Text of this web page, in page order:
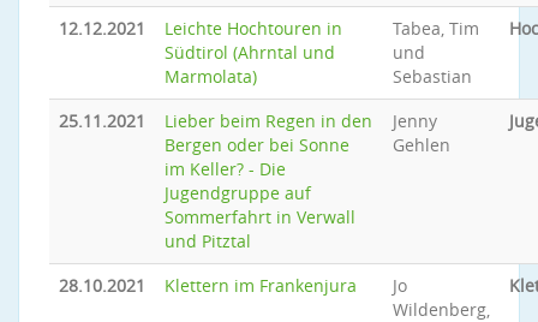
12.12.2021
Leichte Hochtouren in
Südtirol (Ahrntal und
Marmolata)
Tabea, Tim
und
Sebastian
25.11.2021
Lieber beim Regen in den
Bergen oder bei Sonne
im Keller? - Die
Jugendgruppe auf
Sommerfahrt in Verwall
und Pitztal
Jenny
Gehlen
28.10.2021 Klettern im Frankenjura
Jo
Wildenberg,